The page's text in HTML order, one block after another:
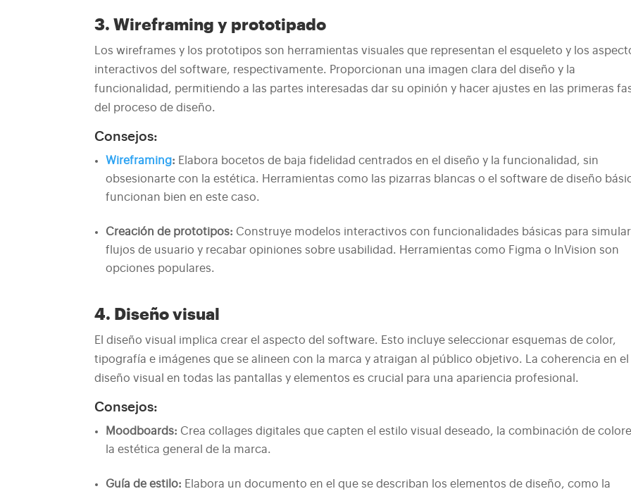
3. Wireframing y prototipado
Los wireframes y los prototipos son herramientas visuales que representan el esqueleto y los
interactivos del software, respectivamente. Proporcionan una imagen clara del diseño y la
funcionalidad, permitiendo a las partes interesadas dar su opinión y hacer ajustes en las primeras
del proceso de diseño.
Consejos:
Wireframing: Elabora bocetos de baja fidelidad centrados en el diseño y la funcionalidad, sin
obsesionarte con la estética. Herramientas como las pizarras blancas o el software de diseño
funcionan bien en este caso.
Creación de prototipos: Construye modelos interactivos con funcionalidades básicas para simular
flujos de usuario y recabar opiniones sobre usabilidad. Herramientas como Figma o InVision son
opciones populares.
4. Diseño visual
El diseño visual implica crear el aspecto del software. Esto incluye seleccionar esquemas de color,
tipografía e imágenes que se alineen con la marca y atraigan al público objetivo. La coherencia en el
diseño visual en todas las pantallas y elementos es crucial para una apariencia profesional.
Consejos:
Moodboards: Crea collages digitales que capten el estilo visual deseado, la combinación de
la estética general de la marca.
Guía de estilo: Elabora un documento en el que se describan los elementos de diseño, como la